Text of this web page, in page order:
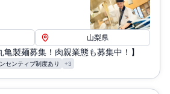
山梨県
製麺募集！肉親業態も募集中！】
センティブ制度あり +3